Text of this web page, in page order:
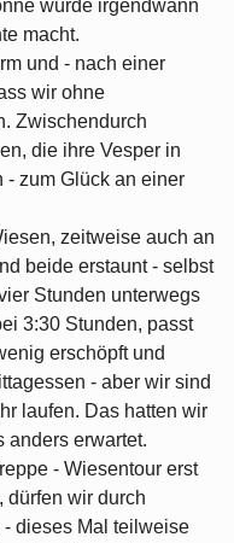
würde irgendwann
macht.
und - nach einer
wir ohne
Zwischendurch
die ihre Vesper in
- zum Glück an einer
zeitweise auch an
beide erstaunt - selbst
Stunden unterwegs
3:30 Stunden, passt
erschöpft und
- aber wir sind
laufen. Das hatten wir
anders erwartet.
- Wiesentour erst
dürfen wir durch
- dieses Mal teilweise